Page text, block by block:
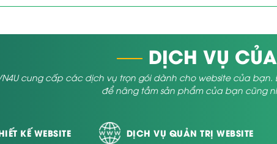
DỊCH VỤ
cung cấp các dịch vụ trọn gói dành cho website của
để nâng tầm sản phẩm của bạn cũng
KẾ WEBSITE DỊCH VỤ QUẢN TRỊ WEBSITE